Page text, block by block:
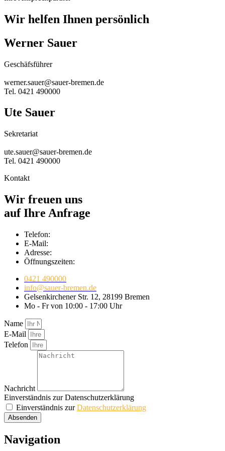
Wir helfen Ihnen persönlich
Werner Sauer
Geschäfsführer
werner.sauer@sauer-bremen.de
Tel. 0421 490000
Ute Sauer
Sekretariat
ute.sauer@sauer-bremen.de
Tel. 0421 490000
Kontakt
Wir freuen uns
auf Ihre Anfrage
Telefon:
E-Mail:
Adresse:
Öffnungszeiten:
0421 490000
info@sauer-bremen.de
Gelsenkirchener Str. 12, 28199 Bremen
Mo - Fr von 10:00 - 17:00 Uhr
Name
E-Mail
Telefon
Nachricht
Einverständnis zur Datenschutzerklärung
Einverständnis zurDatenschutzerklärung
Absenden
Navigation